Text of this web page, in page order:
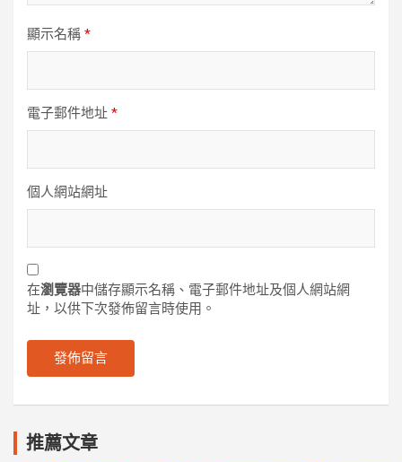
顯示名稱 *
電子郵件地址 *
個人網站網址
在瀏覽器中儲存顯示名稱、電子郵件地址及個人網站網
址，以供下次發佈留言時使用。
推薦文章